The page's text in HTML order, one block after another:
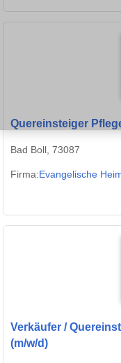
Quereinsteiger
Bad Boll, 73087
Firma:Evangelische
Verkäufer /
(m/w/d)